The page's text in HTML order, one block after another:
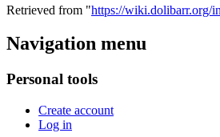
Retrieved from "https://wiki.dolibarr.org/
Navigation menu
Personal tools
Create account
Log in